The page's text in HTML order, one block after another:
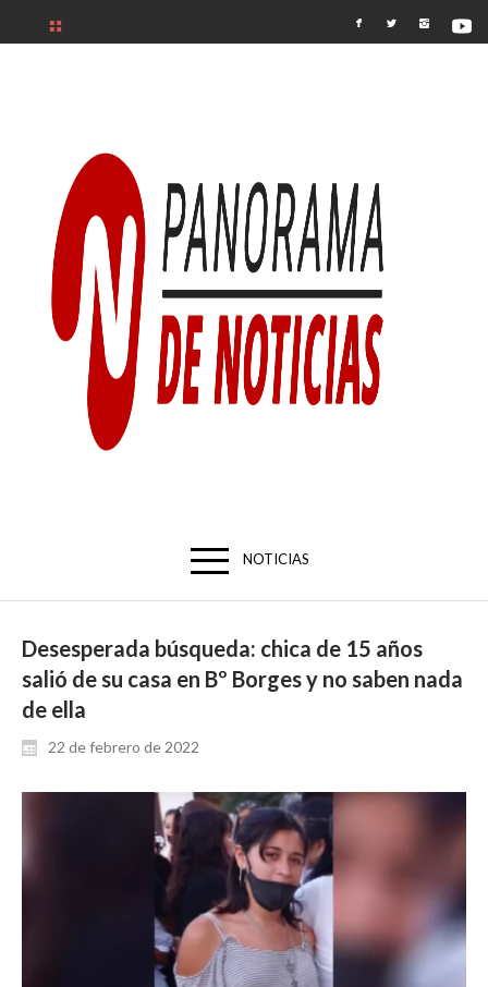
NOTICIAS
Desesperada búsqueda: chica de 15 años
salió de su casa en Bº Borges y no saben nada
de ella
22 de febrero de 2022